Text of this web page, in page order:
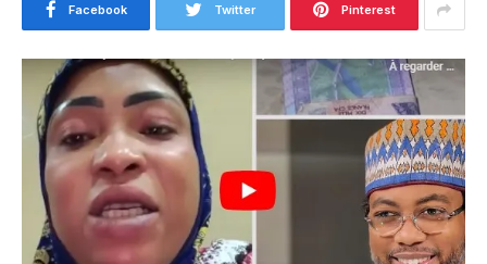
Facebook Twitter Pinterest